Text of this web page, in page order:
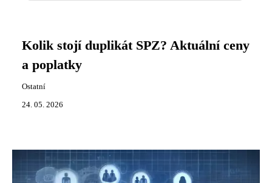
Kolik stojí duplikát SPZ? Aktuální ceny
a poplatky
Ostatní
24. 05. 2026